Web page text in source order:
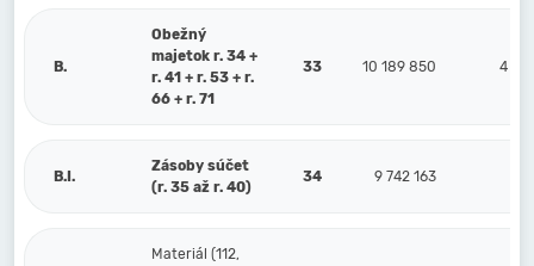
B.
Obežný
majetok r. 34 +
r. 41 + r. 53 + r.
66 + r. 71
33 10 189 850 4 752
B.I.
Zásoby súčet
(r. 35 až r. 40)
34 9 742 163
Materiál (112,